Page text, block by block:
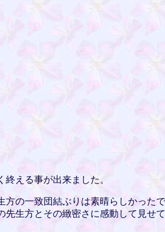
える事が出来ました。
の一致団結ぶりは素晴らしかった
生方とその緻密さに感動して見せ